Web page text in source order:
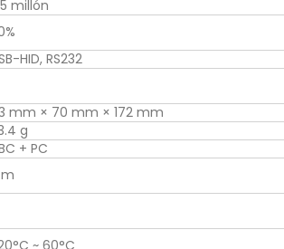
millón
HID, RS232
mm × 70 mm × 172 mm
g
+ PC
~ 60°C